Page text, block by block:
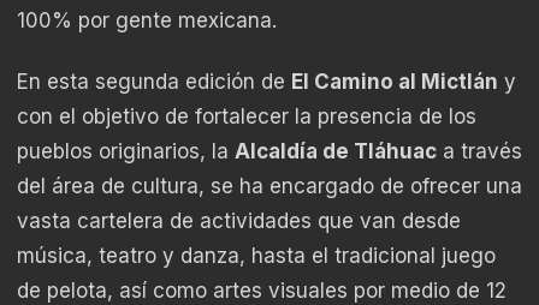
100% por gente mexicana.
En esta segunda edición de El Camino al Mictlán y
con el objetivo de fortalecer la presencia de los
pueblos originarios, la Alcaldía de Tláhuac a través
del área de cultura, se ha encargado de ofrecer una
vasta cartelera de actividades que van desde
música, teatro y danza, hasta el tradicional juego
de pelota, así como artes visuales por medio de 12